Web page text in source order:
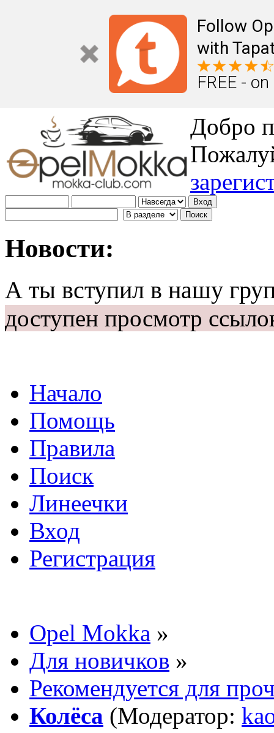
Follow
with
FREE -
Добро
Новости:
А ты вступил в нашу
доступен просмотр
Начало
Помощь
Правила
Поиск
Линеечки
Вход
Регистрация
Opel Mokka »
Для новичков »
Рекомендуется для
Колёса (Модератор: